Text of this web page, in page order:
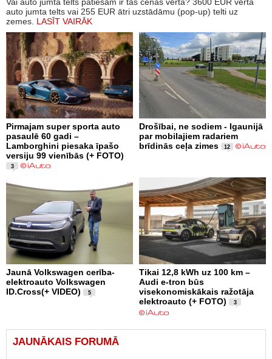
Vai auto jumta telts patiešām ir tās cenas vērta? 3600 EUR vērta
auto jumta telts vai 255 EUR ātri uzstādāmu (pop-up) telti uz
zemes. LASĪT VAIRĀK
Pirmajam super sporta auto
pasaulē 60 gadi –
Lamborghini piesaka īpašo
versiju 99 vienībās (+ FOTO)
3
Drošībai, ne sodiem - Igaunijā
par mobilajiem radariem
brīdinās ceļa zimes
12
Jaunā Volkswagen cerība-
elektroauto Volkswagen
ID.Cross(+ VIDEO)
5
Tikai 12,8 kWh uz 100 km –
Audi e-tron būs
visekonomiskākais ražotāja
elektroauto (+ FOTO)
3
JAUNĀKAIS FORUMĀ